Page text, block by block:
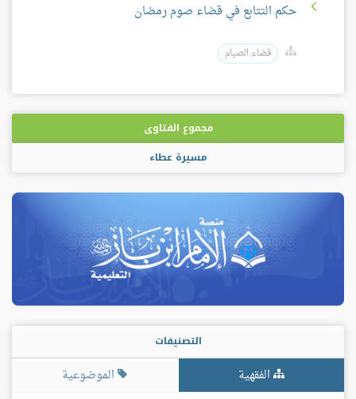
حكم التتابع في قضاء صوم رمضان
قضاء الصيام
مجموع الفتاوى
مسيرة عطاء
التصنيفات
الفقهية
الموضوعية